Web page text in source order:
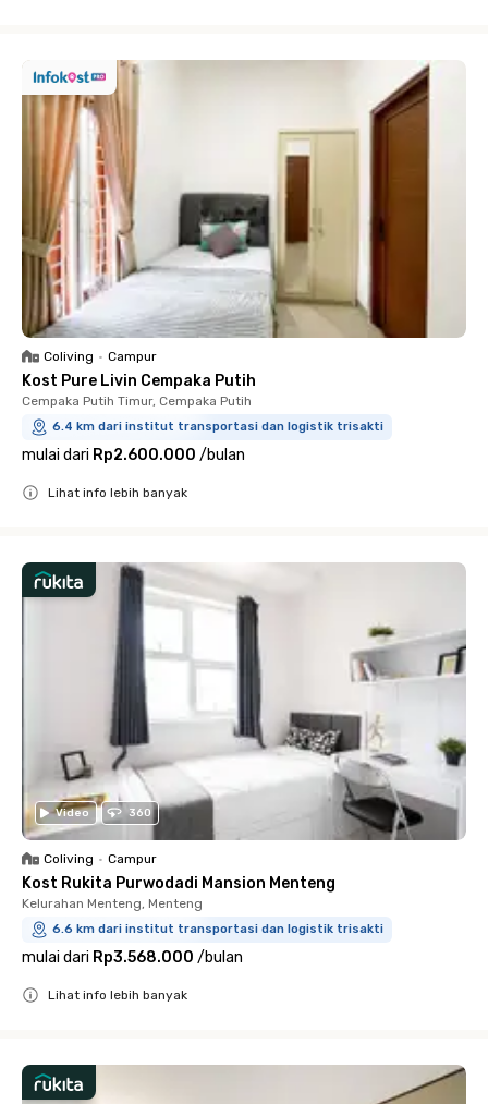
Coliving • Campur
Kost Pure Livin Cempaka Putih
Cempaka Putih Timur, Cempaka Putih
6.4 km dari institut transportasi dan logistik trisakti
mulai dari Rp2.600.000 /bulan
Lihat info lebih banyak
Video 360
Coliving • Campur
Kost Rukita Purwodadi Mansion Menteng
Kelurahan Menteng, Menteng
6.6 km dari institut transportasi dan logistik trisakti
mulai dari Rp3.568.000 /bulan
Lihat info lebih banyak